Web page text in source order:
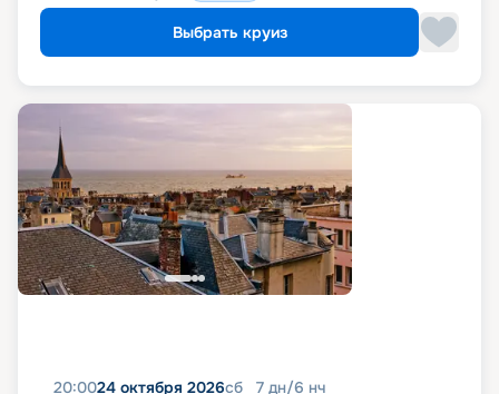
Выбрать круиз
20:0024 октября 2026сб 7 дн/6 нч